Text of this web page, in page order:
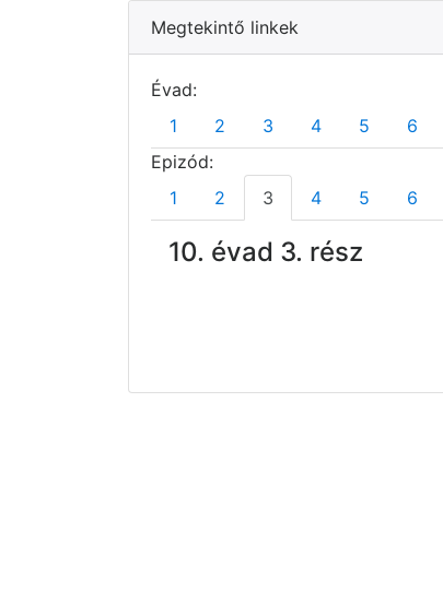
Megtekintő linkek
Évad:
1
2 3 4 5 6
Epizód:
1
2 3 4 5 6
10. évad 3. rész